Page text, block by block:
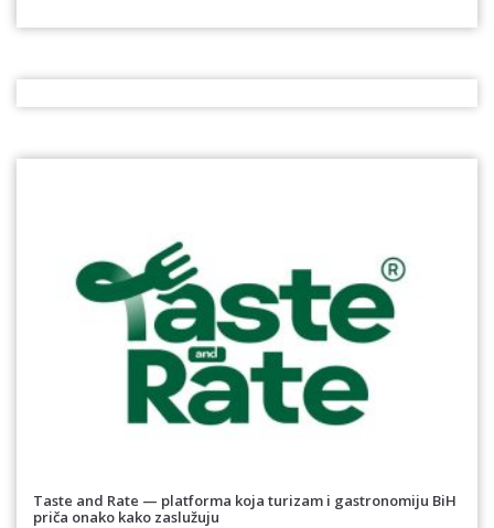
Taste and Rate — platforma koja turizam i gastronomiju BiH
priča onako kako zaslužuju